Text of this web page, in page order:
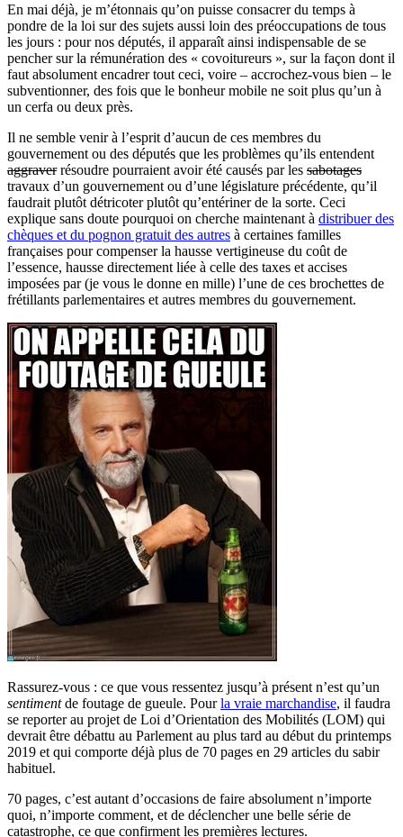
En mai déjà, je m’étonnais qu’on puisse consacrer du temps à
pondre de la loi sur des sujets aussi loin des préoccupations de tous
les jours : pour nos députés, il apparaît ainsi indispensable de se
pencher sur la rémunération des « covoitureurs », sur la façon dont il
faut absolument encadrer tout ceci, voire – accrochez-vous bien – le
subventionner, des fois que le bonheur mobile ne soit plus qu’un à
un cerfa ou deux près.
Il ne semble venir à l’esprit d’aucun de ces membres du
gouvernement ou des députés que les problèmes qu’ils entendent
aggraverrésoudre pourraient avoir été causés par les sabotages
travaux d’un gouvernement ou d’une législature précédente, qu’il
faudrait plutôt détricoter plutôt qu’entériner de la sorte. Ceci
explique sans doute pourquoi on cherche maintenant à distribuer des
chèques et du pognon gratuit des autres à certaines familles
françaises pour compenser la hausse vertigineuse du coût de
l’essence, hausse directement liée à celle des taxes et accises
imposées par (je vous le donne en mille) l’une de ces brochettes de
frétillants parlementaires et autres membres du gouvernement.
Rassurez-vous : ce que vous ressentez jusqu’à présent n’est qu’un
sentimentde foutage de gueule. Pourla vraie marchandise, il faudra
se reporter au projet de Loi d’Orientation des Mobilités (LOM) qui
devrait être débattu au Parlement au plus tard au début du printemps
2019 et qui comporte déjà plus de 70 pages en 29 articles du sabir
habituel.
70 pages, c’est autant d’occasions de faire absolument n’importe
quoi, n’importe comment, et de déclencher une belle série de
catastrophe, ce que confirment les premières lectures.